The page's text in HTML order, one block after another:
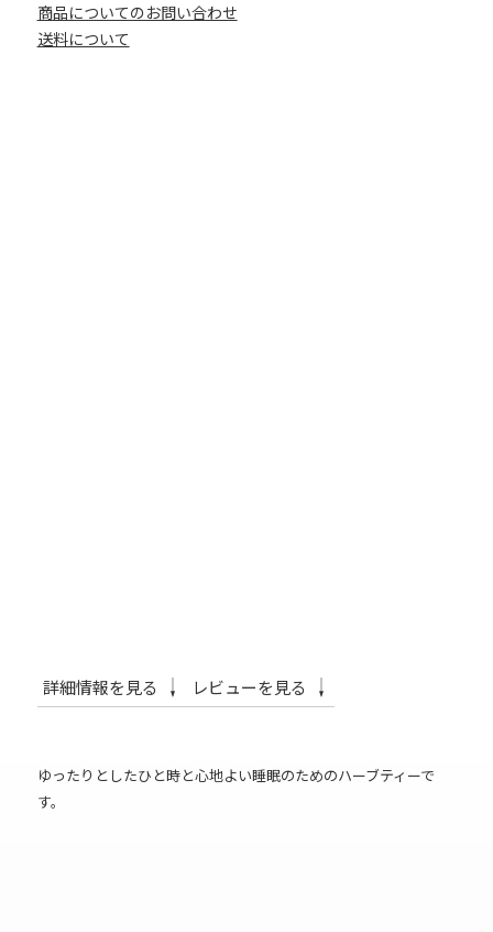
商品についてのお問い合わせ
送料について
詳細情報を見る レビューを見る
ゆったりとしたひと時と心地よい睡眠のためのハーブティーで
す。